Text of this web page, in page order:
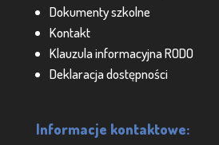
Dokumenty szkolne
Kontakt
Klauzula informacyjna RODO
Deklaracja dostępności
Informacje kontaktowe: